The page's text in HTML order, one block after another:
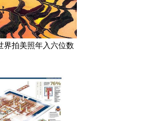
界拍美照年入六位数